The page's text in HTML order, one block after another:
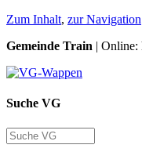
Zum Inhalt, zur Navigation
Gemeinde Train | Online:
Suche VG